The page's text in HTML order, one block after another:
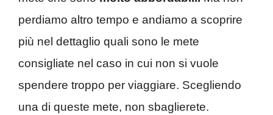
perdiamo altro tempo e andiamo a scoprire
più nel dettaglio quali sono le mete
consigliate nel caso in cui non si vuole
spendere troppo per viaggiare. Scegliendo
una di queste mete, non sbaglierete.